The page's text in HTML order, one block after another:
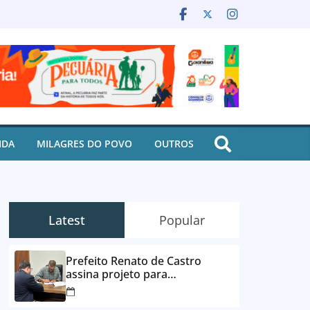
MILAGRES DO POVO OUTROS
Latest Popular
Prefeito Renato de Castro
assina projeto para
desbloqueio de contas e
parcelamento de dívidas em até